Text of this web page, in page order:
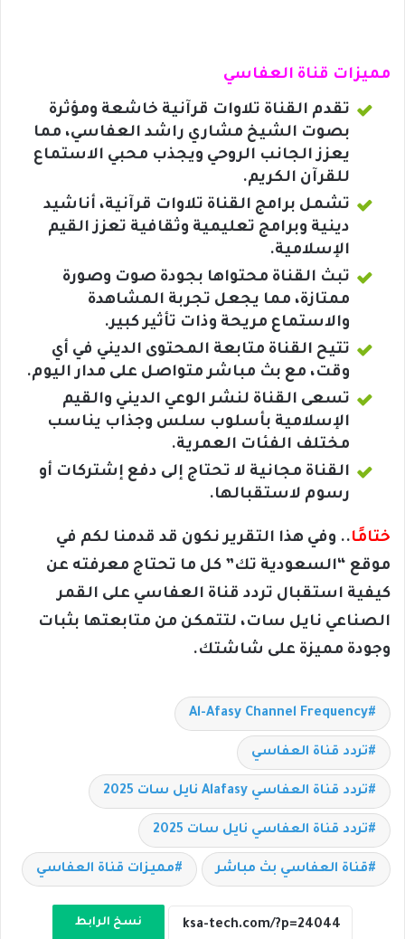
مميزات قناة العفاسي
تقدم القناة تلاوات قرآنية خاشعة ومؤثرة
بصوت الشيخ مشاري راشد العفاسي، مما
يعزز الجانب الروحي ويجذب محبي الاستماع
للقرآن الكريم.
تشمل برامج القناة تلاوات قرآنية، أناشيد
دينية وبرامج تعليمية وثقافية تعزز القيم
الإسلامية.
تبث القناة محتواها بجودة صوت وصورة
ممتازة، مما يجعل تجربة المشاهدة
والاستماع مريحة وذات تأثير كبير.
تتيح القناة متابعة المحتوى الديني في أي
وقت، مع بث مباشر متواصل على مدار اليوم.
تسعى القناة لنشر الوعي الديني والقيم
الإسلامية بأسلوب سلس وجذاب يناسب
مختلف الفئات العمرية.
القناة مجانية لا تحتاج إلى دفع إشتركات أو
رسوم لاستقبالها.
ختامًا.. وفي هذا التقرير نكون قد قدمنا لكم في
موقع “السعودية تك” كل ما تحتاج معرفته عن
كيفية استقبال تردد قناة العفاسي على القمر
الصناعي نايل سات، لتتمكن من متابعتها بثبات
وجودة مميزة على شاشتك.
Al-Afasy Channel Frequency
تردد قناة العفاسي
تردد قناة العفاسي Alafasy نايل سات 2025
تردد قناة العفاسي نايل سات 2025
قناة العفاسي بث مباشر مميزات قناة العفاسي
نسخ الرابط